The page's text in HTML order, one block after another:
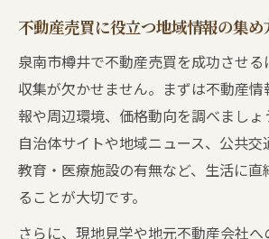
不動産売買に役立つ地域情報の集め
泉南市樽井で不動産売買を成功させ
収集が欠かせません。まずは不動産
報や周辺環境、価格動向を調べましょ
自治体サイトや地域ニュース、公共交
教育・医療施設の有無など、生活に直
ることが大切です。
さらに、現地見学や地元不動産会社